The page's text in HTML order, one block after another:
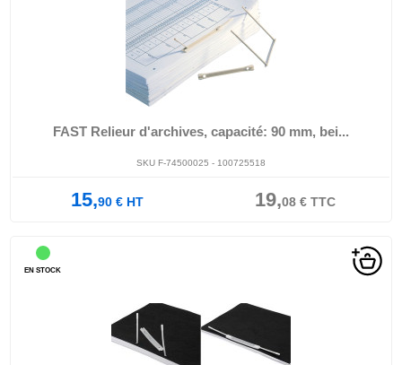
FAST Relieur d'archives, capacité: 90 mm, bei...
SKU F-74500025 - 100725518
15,90€HT 19,08€TTC
EN STOCK